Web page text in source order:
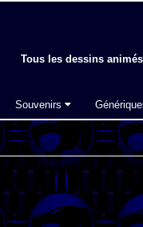
Tous les dessins
Souvenirs